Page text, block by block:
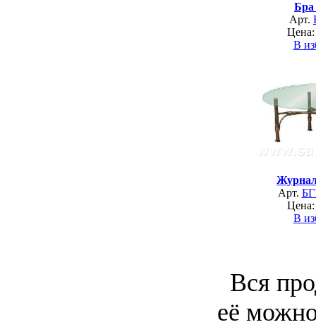
Бра
Арт.
Цена:
В
Арт.
Цена:
В
Вся
её